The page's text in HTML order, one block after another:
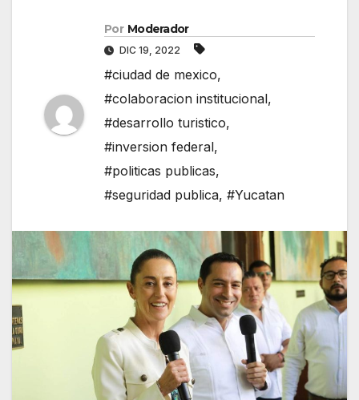
Por Moderador
DIC 19, 2022
#ciudad de mexico,
#colaboracion institucional,
#desarrollo turistico,
#inversion federal,
#politicas publicas,
#seguridad publica, #Yucatan